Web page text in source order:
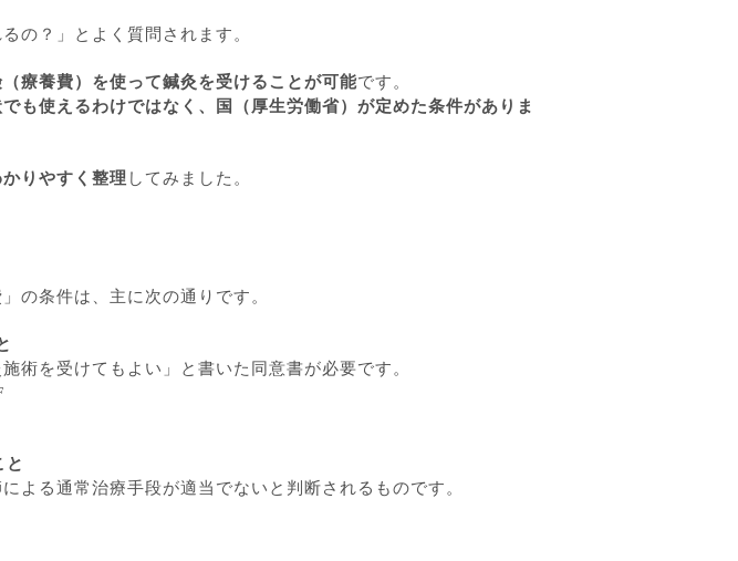
の？」とよく質問されます。
療養費）を使って鍼灸を受けることが可能です。
も使えるわけではなく、国（厚生労働省）が定めた条件がありま
かりやすく整理 してみました。
の条件は、主に次の通りです。
術を受けてもよい」と書いた同意書が必要です。
と
よる通常治療手段が適当でないと判断されるものです。